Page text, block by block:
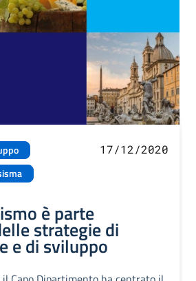
17/12/2020
è parte
strategie di
e di sviluppo